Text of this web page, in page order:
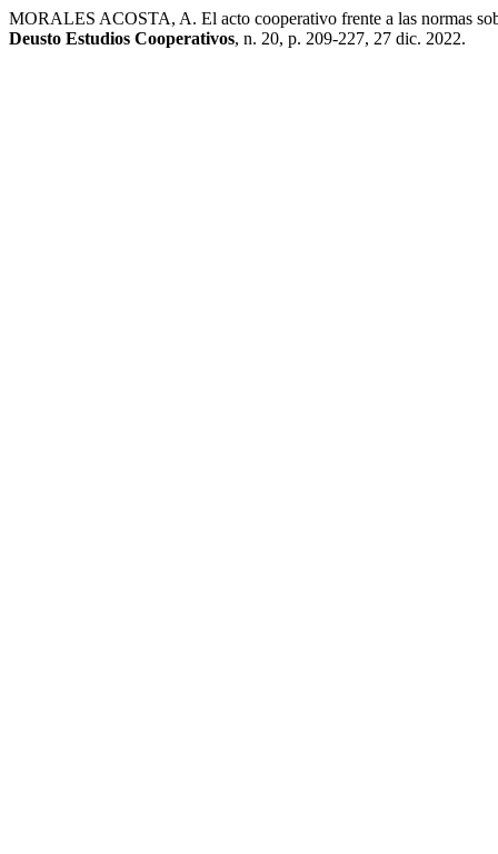
MORALES ACOSTA, A. El acto cooperativo frente a las normas
Deusto Estudios Cooperativos, n. 20, p. 209-227, 27 dic. 2022.